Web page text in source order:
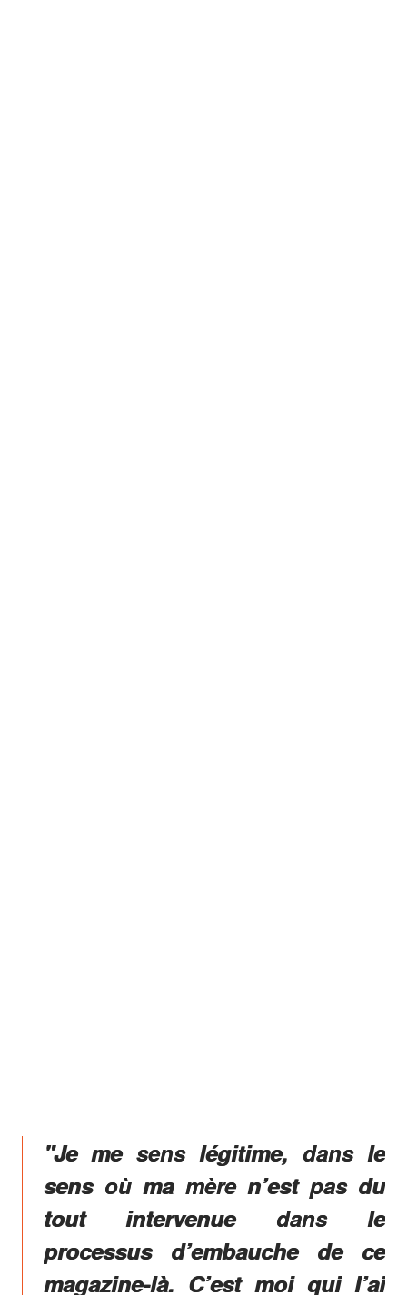
"Je me sens légitime, dans le
sens où ma mère n’est pas du
tout intervenue dans le
processus d’embauche de ce
magazine-là. C’est moi qui l’ai